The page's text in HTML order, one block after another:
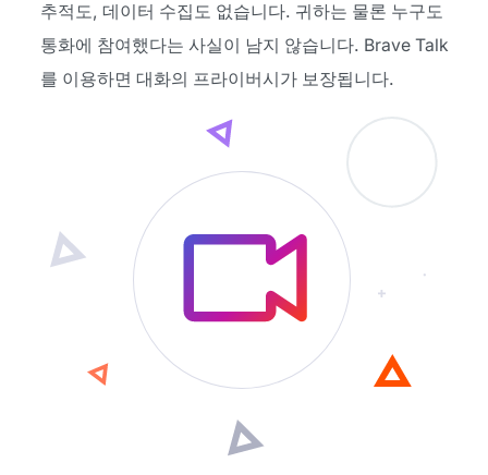
추적도, 데이터 수집도 없습니다. 귀하는 물론 누구도
통화에 참여했다는 사실이 남지 않습니다. Brave Talk
를 이용하면 대화의 프라이버시가 보장됩니다.